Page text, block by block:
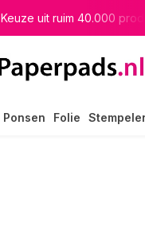
Keuze uit ruim 40.000
Ponsen Folie